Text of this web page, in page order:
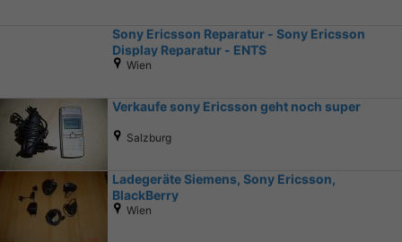
Sony Ericsson Reparatur - Sony Ericsson
Display Reparatur - ENTS
Wien
Verkaufe sony Ericsson geht noch super
Salzburg
Ladegeräte Siemens, Sony Ericsson,
BlackBerry
Wien